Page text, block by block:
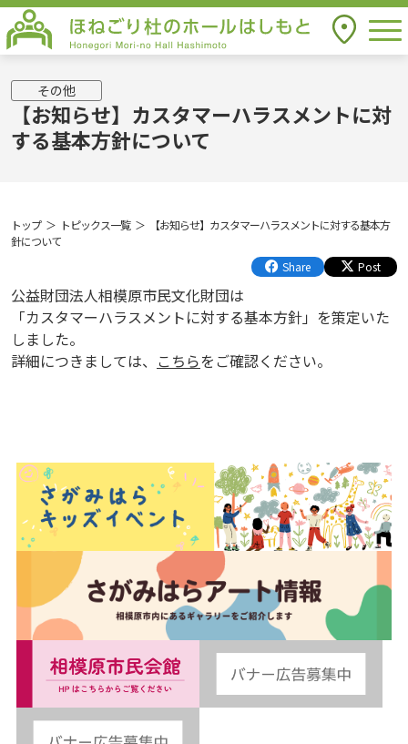
ほねごり杜のホールはしもと Honegori
Mori-no Hall Hashimoto
アクセス
その他
【お知らせ】カスタマーハラスメントに対
する基本方針について
トップ トピックス一覧
【お知らせ】カスタマーハラスメントに対する基本方
針について
Share
Post
公益財団法人相模原市民文化財団は
「カスタマーハラスメントに対する基本方針」を策定いた
しました。
詳細につきましては、 こちらをご確認ください。